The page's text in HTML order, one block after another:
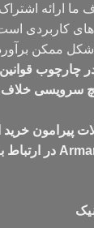
ارائه
کاربردی
شکل ممکن
چارچوب
سرویسی خلاف
پیرامون خرید